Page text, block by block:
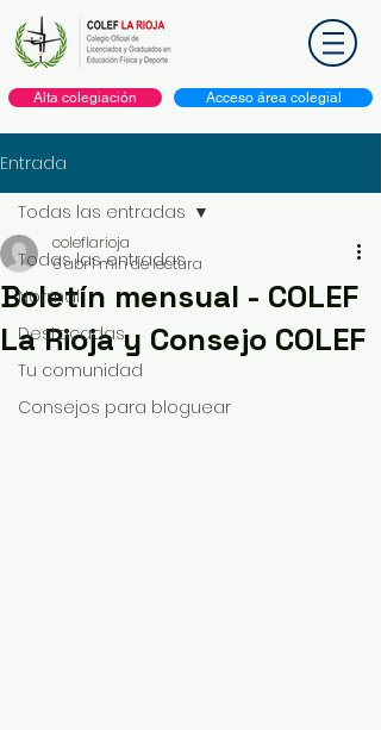
Alta colegiación Acceso área colegial
Entrada
Todas las entradas
Normal
Destacadas
Tu comunidad
Consejos para bloguear
Todas las entradas
Boletín mensual - COLEF
La Rioja y Consejo COLEF
coleflarioja
6 abr1 min de lectura